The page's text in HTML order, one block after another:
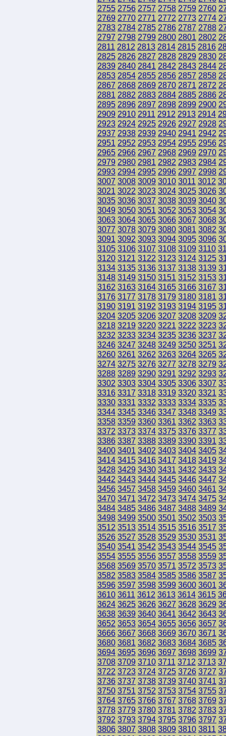
2755 2756 2757 2758 2759 2760
2769 2770 2771 2772 2773 2774
2783 2784 2785 2786 2787 2788
2797 2798 2799 2800 2801 2802
2811 2812 2813 2814 2815 2816
2825 2826 2827 2828 2829 2830
2839 2840 2841 2842 2843 2844
2853 2854 2855 2856 2857 2858
2867 2868 2869 2870 2871 2872
2881 2882 2883 2884 2885 2886
2895 2896 2897 2898 2899 2900
2909 2910 2911 2912 2913 2914
2923 2924 2925 2926 2927 2928
2937 2938 2939 2940 2941 2942
2951 2952 2953 2954 2955 2956
2965 2966 2967 2968 2969 2970
2979 2980 2981 2982 2983 2984
2993 2994 2995 2996 2997 2998
3007 3008 3009 3010 3011 3012
3021 3022 3023 3024 3025 3026
3035 3036 3037 3038 3039 3040
3049 3050 3051 3052 3053 3054
3063 3064 3065 3066 3067 3068
3077 3078 3079 3080 3081 3082
3091 3092 3093 3094 3095 3096
3105 3106 3107 3108 3109 3110
3120 3121 3122 3123 3124 3125
3134 3135 3136 3137 3138 3139
3148 3149 3150 3151 3152 3153
3162 3163 3164 3165 3166 3167
3176 3177 3178 3179 3180 3181
3190 3191 3192 3193 3194 3195
3204 3205 3206 3207 3208 3209
3218 3219 3220 3221 3222 3223
3232 3233 3234 3235 3236 3237
3246 3247 3248 3249 3250 3251
3260 3261 3262 3263 3264 3265
3274 3275 3276 3277 3278 3279
3288 3289 3290 3291 3292 3293
3302 3303 3304 3305 3306 3307
3316 3317 3318 3319 3320 3321
3330 3331 3332 3333 3334 3335
3344 3345 3346 3347 3348 3349
3358 3359 3360 3361 3362 3363
3372 3373 3374 3375 3376 3377
3386 3387 3388 3389 3390 3391
3400 3401 3402 3403 3404 3405
3414 3415 3416 3417 3418 3419
3428 3429 3430 3431 3432 3433
3442 3443 3444 3445 3446 3447
3456 3457 3458 3459 3460 3461
3470 3471 3472 3473 3474 3475
3484 3485 3486 3487 3488 3489
3498 3499 3500 3501 3502 3503
3512 3513 3514 3515 3516 3517
3526 3527 3528 3529 3530 3531
3540 3541 3542 3543 3544 3545
3554 3555 3556 3557 3558 3559
3568 3569 3570 3571 3572 3573
3582 3583 3584 3585 3586 3587
3596 3597 3598 3599 3600 3601
3610 3611 3612 3613 3614 3615
3624 3625 3626 3627 3628 3629
3638 3639 3640 3641 3642 3643
3652 3653 3654 3655 3656 3657
3666 3667 3668 3669 3670 3671
3680 3681 3682 3683 3684 3685
3694 3695 3696 3697 3698 3699
3708 3709 3710 3711 3712 3713
3722 3723 3724 3725 3726 3727
3736 3737 3738 3739 3740 3741
3750 3751 3752 3753 3754 3755
3764 3765 3766 3767 3768 3769
3778 3779 3780 3781 3782 3783
3792 3793 3794 3795 3796 3797
3806 3807 3808 3809 3810 3811